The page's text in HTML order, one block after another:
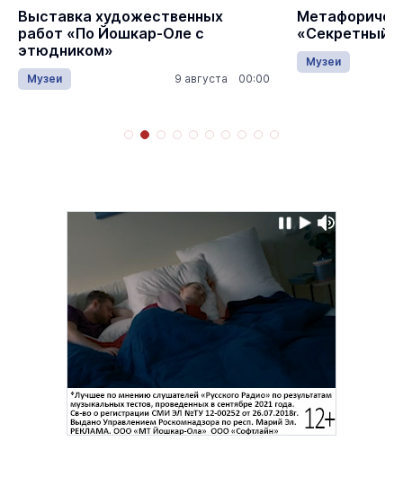
Выставка художественных
работ «По Йошкар-Оле с
этюдником»
Музеи 9 августа 00:00
«Секретный
Музеи